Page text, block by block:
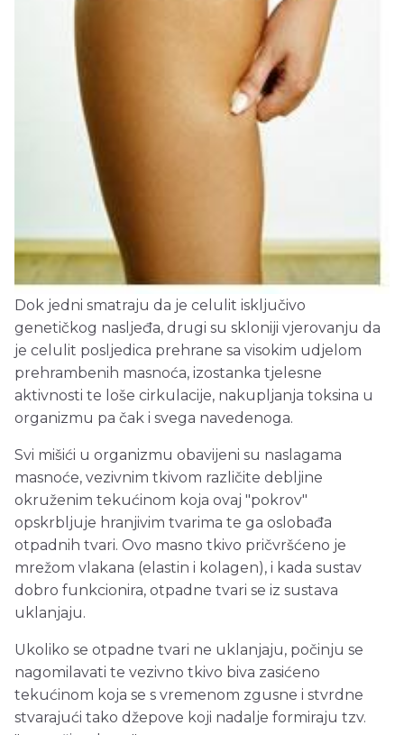
Dok jedni smatraju da je celulit isključivo
genetičkog nasljeđa, drugi su skloniji vjerovanju da
je celulit posljedica prehrane sa visokim udjelom
prehrambenih masnoća, izostanka tjelesne
aktivnosti te loše cirkulacije, nakupljanja toksina u
organizmu pa čak i svega navedenoga.
Svi mišići u organizmu obavijeni su naslagama
masnoće, vezivnim tkivom različite debljine
okruženim tekućinom koja ovaj "pokrov"
opskrbljuje hranjivim tvarima te ga oslobađa
otpadnih tvari. Ovo masno tkivo pričvršćeno je
mrežom vlakana (elastin i kolagen), i kada sustav
dobro funkcionira, otpadne tvari se iz sustava
uklanjaju.
Ukoliko se otpadne tvari ne uklanjaju, počinju se
nagomilavati te vezivno tkivo biva zasićeno
tekućinom koja se s vremenom zgusne i stvrdne
stvarajući tako džepove koji nadalje formiraju tzv.